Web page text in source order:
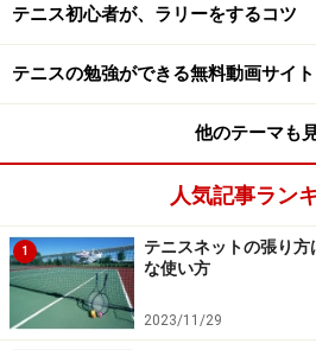
テニス初心者が、ラリーをするコツ
テニスの勉強ができる無料動画サイト
他のテーマも
人気記事ラン
1
テニスネットの張り
な使い方
2023/11/29